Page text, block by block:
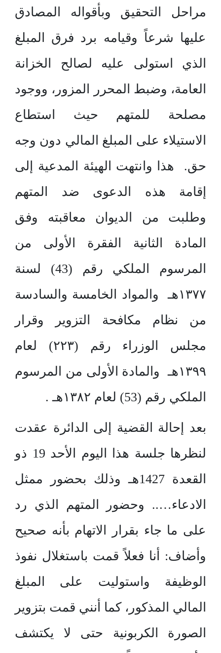
مراحل التحقيق وبأقواله المصادق
عليها شرعاً وقيامه برد فرق المبلغ
الذي استولى عليه لصالح الخزانة
العامة، وضبط المحرر المزور، ووجود
مصلحة للمتهم حيث استطاع
الاستيلاء على المبلغ المالي دون وجه
حق. هذا وانتهت الهيئة المدعية إلى
إقامة هذه الدعوى ضد المتهم
وطلبت من الديوان معاقبته وفق
المادة الثانية الفقرة الأولى من
المرسوم الملكي رقم (43) لسنة
۱۳۷۷هـ والمواد الخامسة والسادسة
من نظام مكافحة التزوير وقرار
مجلس الوزراء رقم (۲۲۳) لعام
۱۳۹۹هـ والمادة الأولى من المرسوم
الملكي رقم (53) لعام ۱۳۸۲هـ .
بعد إحالة القضية إلى الدائرة عقدت
لنظرها جلسة هذا اليوم الأحد 19 ذو
القعدة 1427هـ وذلك بحضور ممثل
الادعاء….. وحضور المتهم الذي رد
على ما جاء بقرار الاتهام بأنه صحيح
وأضاف: أنا فعلاً قمت باستغلال نفوذ
الوظيفة واستوليت على المبلغ
المالي المذكور، كما أنني قمت بتزوير
الصورة الكربونية حتى لا يكتشف